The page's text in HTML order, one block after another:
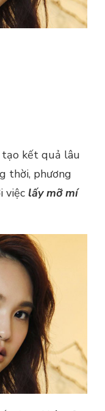
kết quả lâu
thời, phương
việc lấy mỡ mí